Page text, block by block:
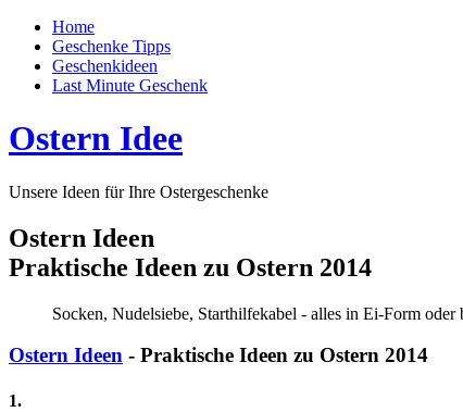
Home
Geschenke Tipps
Geschenkideen
Last Minute Geschenk
Ostern Idee
Unsere Ideen für Ihre Ostergeschenke
Ostern Ideen
Praktische Ideen zu Ostern 2014
Socken, Nudelsiebe, Starthilfekabel - alles in Ei-Form
Ostern Ideen - Praktische Ideen zu Ostern 2014
1.